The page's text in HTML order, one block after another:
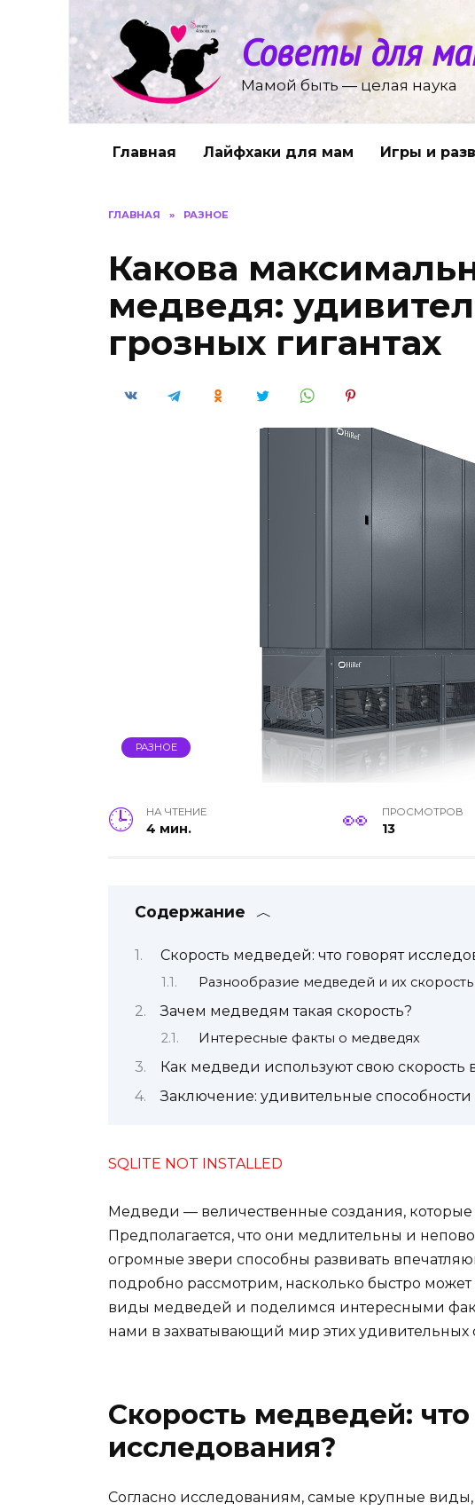
содержанию
Советы для
Мамой быть — целая наука
Главная Лайфхаки для мам Игры и
ГЛАВНАЯ » РАЗНОЕ
Какова
медведя:
грозных гигантах
РАЗНОЕ
НА ЧТЕНИЕ
4 мин.
ПРОСМОТРОВ
13
Содержание
Скорость медведей: что говорят
Разнообразие медведей и их скорость
Зачем медведям такая скорость?
Интересные факты о медведях
Как медведи используют свою
Заключение: удивительные
SQLITE NOT INSTALLED
Медведи — величественные создания,
Предполагается, что они медлительны и
огромные звери способны развивать
подробно рассмотрим, насколько быстро
виды медведей и поделимся интересными
нами в захватывающий мир этих удивительных
Скорость медведей: что
исследования?
Согласно исследованиям, самые крупные виды,